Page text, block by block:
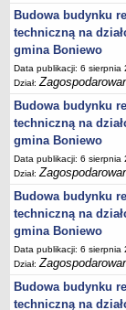
Protokoły
Opłaty i podatki
Decyzje o
REWITALIZACJA
PPWOW
Aktualności
konkursy
Podręcznik
Plan działania
Strategia
Lista osób
Lista aktywności
Budowa budynku
techniczną na
gmina Boniewo
Data publikacji: 6 sierpnia
Dział:
Budowa budynku
techniczną na
gmina Boniewo
Data publikacji: 6 sierpnia
Dział:
Budowa budynku
techniczną na
gmina Boniewo
Data publikacji: 6 sierpnia
Dział:
Budowa budynku
techniczną na